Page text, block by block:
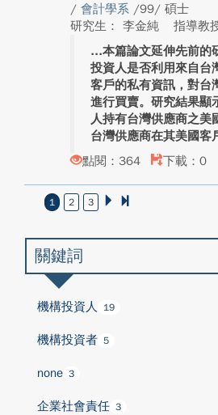
/ 會計學系 /99/ 碩士
研究生： 李金純
指導教
本篇論文延伸先前的
投資人是否利用來自台
客戶的私有資訊，對台
進行買賣。研究結果顯
人持有台灣供應商之美
台灣供應商在其美國客
點閱：364
下載：0
1 2 3
關鍵詞
機構投資人 19
機構投資者 5
none 3
企業社會責任 3